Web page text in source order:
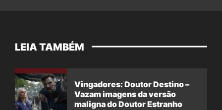
LEIA TAMBÉM
Vingadores: Doutor Destino –
Vazam imagens da versão
maligna do Doutor Estranho